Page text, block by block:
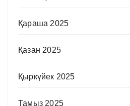
Қараша 2025
Қазан 2025
Қыркүйек 2025
Тамыз 2025